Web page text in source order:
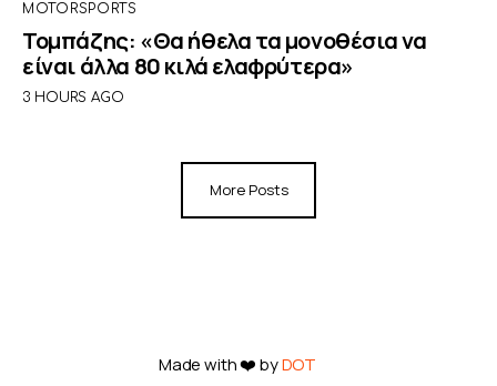
MOTORSPORTS
Τομπάζης: «Θα ήθελα τα μονοθέσια να
είναι άλλα 80 κιλά ελαφρύτερα»
3 HOURS AGO
More Posts
Made with ❤️ byDOT